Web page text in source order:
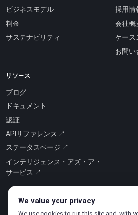
ビジネスモデル
料金
サステナビリティ
採用情
会社概
ケース
お問い
リソース
ブログ
ドキュメント
認証
APIリファレンス ↗
ステータスページ ↗
インテリジェンス・アズ・ア・
サービス ↗
We value your privacy
We use cookies to run this site and, with